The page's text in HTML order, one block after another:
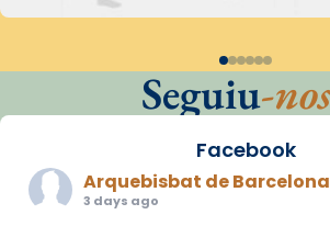
Seguiu-nos
Facebook
Arquebisbat de Barcelona
3 days ago